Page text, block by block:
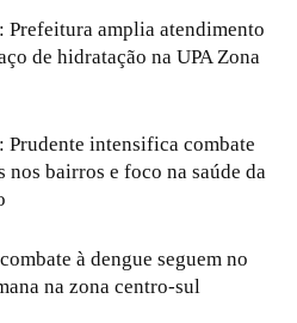
Prefeitura amplia atendimento
de hidratação na UPA Zona
Prudente intensifica combate
nos bairros e foco na saúde da
à dengue seguem no
na zona centro-sul